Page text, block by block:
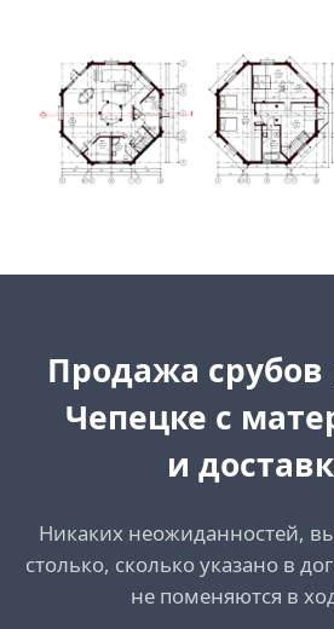
Продажа срубов
Чепецке с
и
Никаких неожиданностей,
столько, сколько указано в
не поменяются в